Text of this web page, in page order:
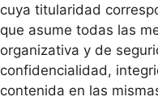
cuya titularidad
que asume todas las
organizativa y de
confidencialidad,
contenida en las